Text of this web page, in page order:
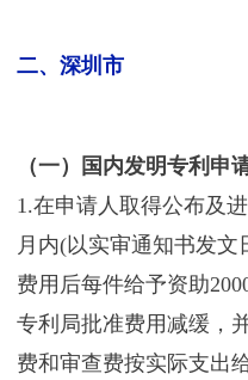
二、深圳市
（一）国内发明专利申
1.在申请人取得公布及
月内(以实审通知书发
费用后每件给予资助
专利局批准费用减缓，
费和审查费按实际支出